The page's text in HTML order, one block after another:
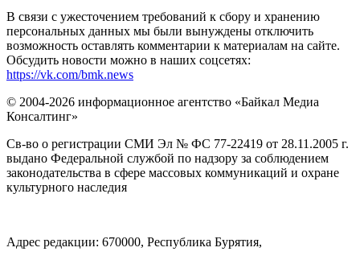
В связи с ужесточением требований к сбору и хранению
персональных данных мы были вынуждены отключить
возможность оставлять комментарии к материалам на сайте.
Обсудить новости можно в наших соцсетях:
https://vk.com/bmk.news
© 2004-2026 информационное агентство «Байкал Медиа
Консалтинг»
Св-во о регистрации СМИ Эл № ФС 77-22419 от 28.11.2005 г.
выдано Федеральной службой по надзору за соблюдением
законодательства в сфере массовых коммуникаций и охране
культурного наследия
Адрес редакции: 670000, Республика Бурятия,